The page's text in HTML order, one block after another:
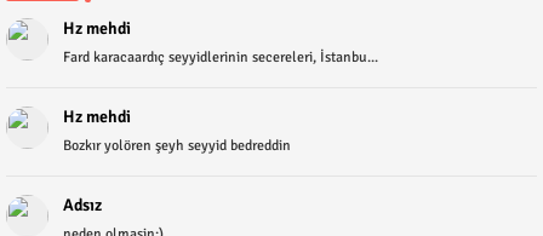
Hz mehdi
Fard karacaardıç seyyidlerinin secereleri, İstanbu...
Hz mehdi
Bozkır yolören şeyh seyyid bedreddin
Adsız